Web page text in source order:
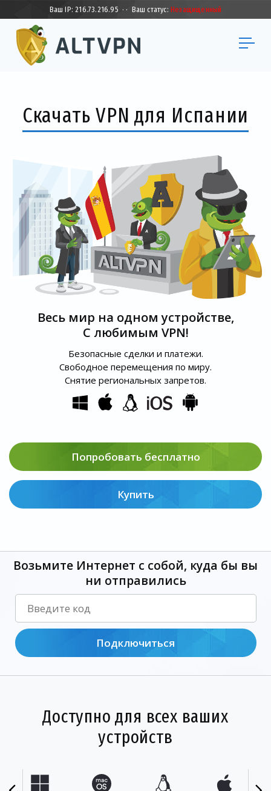
Ваш IP:216.73.216.95 · · Ваш статус: Незащищенный
Скачать VPN для Испании
Весь мир на одном устройстве,
С любимым VPN!
Безопасные сделки и платежи.
Свободное перемещения по миру.
Снятие региональных запретов.
Попробовать бесплатно
Купить
Возьмите Интернет с собой, куда бы вы
ни отправились
Подключиться
Доступно для всех ваших
устройств